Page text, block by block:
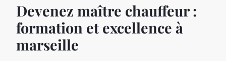
Devenez maître chauffeur :
formation et excellence à
marseille